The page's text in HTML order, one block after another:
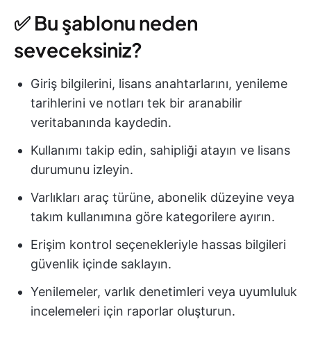
✅ Bu şablonu neden
seveceksiniz?
Giriş bilgilerini, lisans anahtarlarını, yenileme
tarihlerini ve notları tek bir aranabilir
veritabanında kaydedin.
Kullanımı takip edin, sahipliği atayın ve lisans
durumunu izleyin.
Varlıkları araç türüne, abonelik düzeyine veya
takım kullanımına göre kategorilere ayırın.
Erişim kontrol seçenekleriyle hassas bilgileri
güvenlik içinde saklayın.
Yenilemeler, varlık denetimleri veya uyumluluk
incelemeleri için raporlar oluşturun.